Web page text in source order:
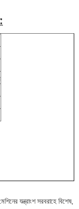
যন্ত্রাংশ সরবরাহে বিশেষ,